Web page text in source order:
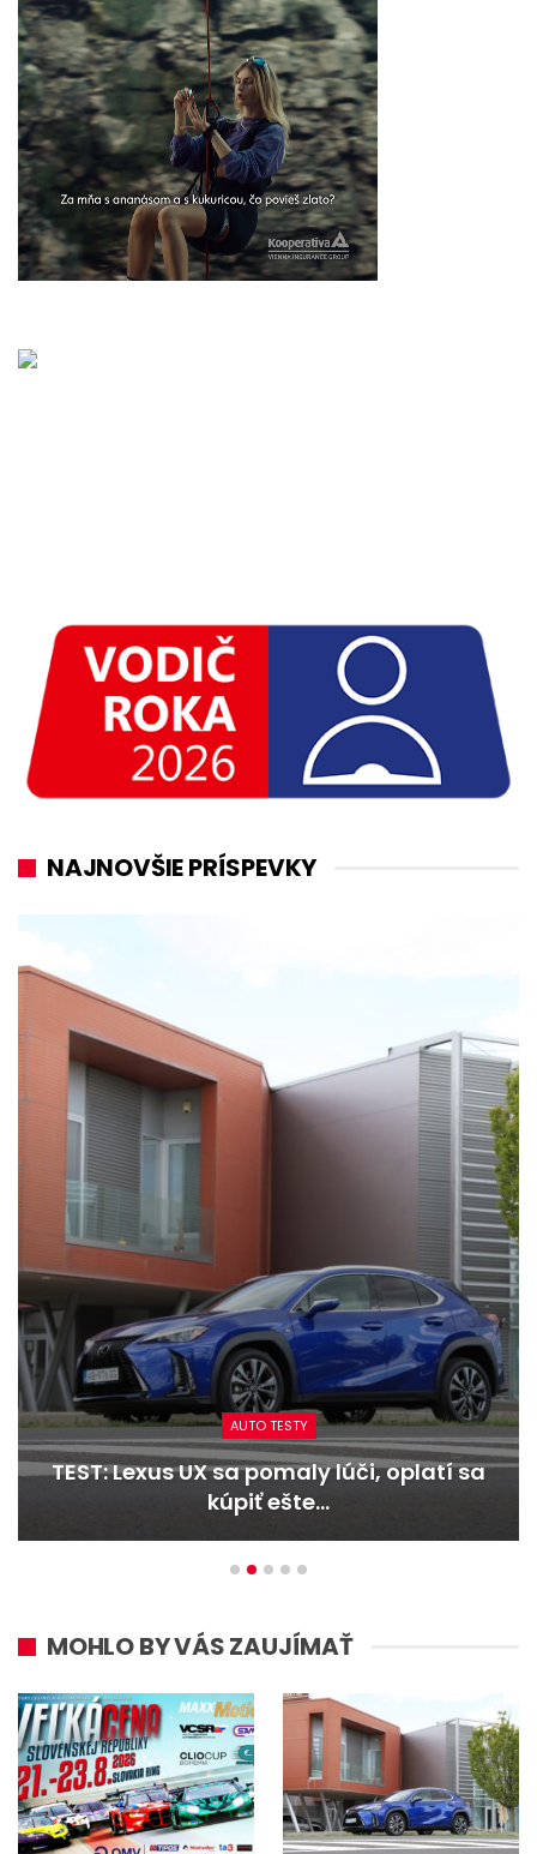
NAJNOVŠIE PRÍSPEVKY
AUTO TESTY
TEST: Dacia Duster hybrid-G 150 4×4
Trojitý útok
MOHLO BY VÁS ZAUJÍMAŤ